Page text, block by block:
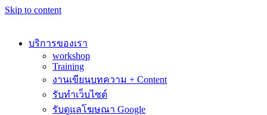
Skip to content
บริการของเรา
workshop
Training
งานเขียนบทความ + Content
รับทำเว็บไซต์
รับดูแลโฆษณา Google